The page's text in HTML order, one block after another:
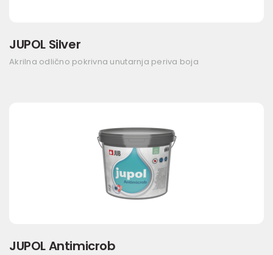
JUPOL Silver
Akrilna odlično pokrivna unutarnja periva boja
JUPOL Antimicrob